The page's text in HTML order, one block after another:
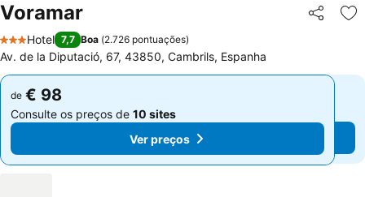
Voramar Partilhar
3 Estrelas
Hotel 7,7 Boa (2.726 pontuações)
Av. de la Diputació, 67, 43850, Cambrils, Espanha
de € 98
Consulte os preços de 10 sites
Ver preços
de € 98
Consulte os preços de 10 sites
Ver preços